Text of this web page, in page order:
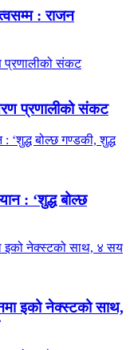
: राजन
प्रणालीको संकट
: ‘शुद्ध बोल्छ
इको नेक्स्टको साथ,